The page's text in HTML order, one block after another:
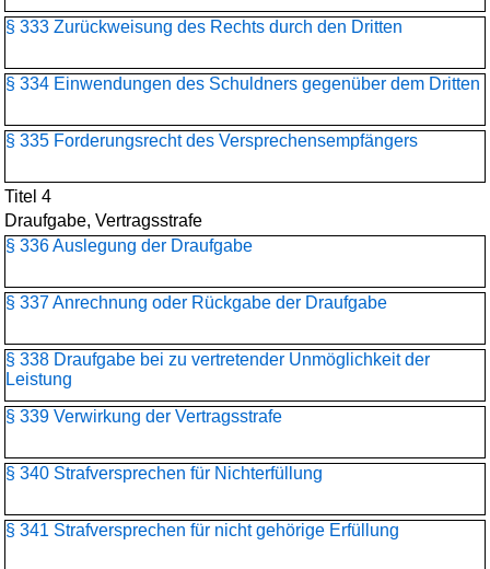
§ 333 Zurückweisung des Rechts durch den Dritten
§ 334 Einwendungen des Schuldners gegenüber dem Dritten
§ 335 Forderungsrecht des Versprechensempfängers
Titel 4
Draufgabe, Vertragsstrafe
§ 336 Auslegung der Draufgabe
§ 337 Anrechnung oder Rückgabe der Draufgabe
§ 338 Draufgabe bei zu vertretender Unmöglichkeit der
Leistung
§ 339 Verwirkung der Vertragsstrafe
§ 340 Strafversprechen für Nichterfüllung
§ 341 Strafversprechen für nicht gehörige Erfüllung